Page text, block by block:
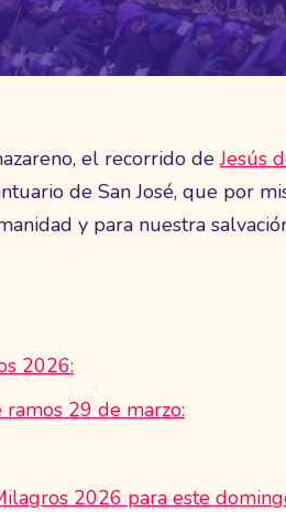
el recorrido deJesús
de San José, que por
y para nuestra
2026:
29 de marzo:
2026 para este